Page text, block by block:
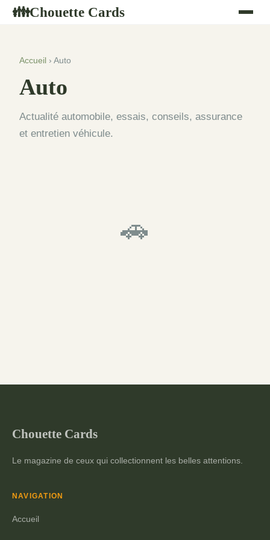
👪Chouette Cards
Accueil › Auto
Auto
Actualité automobile, essais, conseils, assurance
et entretien véhicule.
🚗
Chouette Cards
Le magazine de ceux qui collectionnent les belles attentions.
NAVIGATION
Accueil